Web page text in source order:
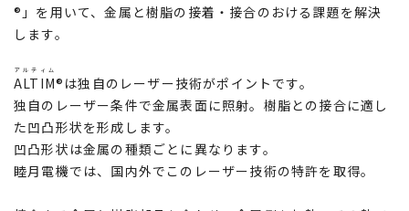
®」を用いて、金属と樹脂の接着・接合のおける課題を解決
します。
ALTIM
アルティム
®は独自のレーザー技術がポイントです。
独自のレーザー条件で金属表面に照射。樹脂との接合に適し
た凹凸形状を形成します。
凹凸形状は金属の種類ごとに異なります。
睦月電機では、国内外でこのレーザー技術の特許を取得。